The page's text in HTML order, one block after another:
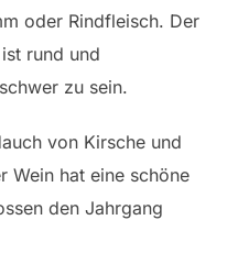
oder Rindfleisch. Der
rund und
zu sein.
von Kirsche und
Wein hat eine schöne
den Jahrgang